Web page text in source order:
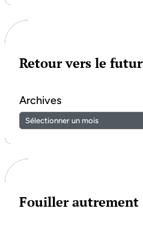
Retour vers le futur
Archives
Fouiller autrement